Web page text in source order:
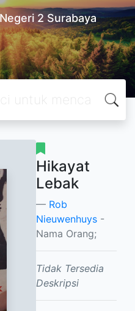
2 Surabaya
Hikayat
Lebak
Rob
Nieuwenhuys -
Nama Orang;
Tidak Tersedia
Deskripsi